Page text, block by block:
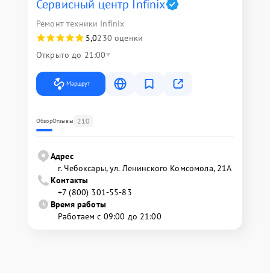
Сервисный центр Infinix
Ремонт техники Infinix
5,0230 оценки
Открыто до 21:00
Маршрут
ОбзорОтзывы 210
Адрес
г. Чебоксары, ул. Ленинского Комсомола, 21А
Контакты
+7 (800) 301-55-83
Время работы
Работаем с 09:00 до 21:00